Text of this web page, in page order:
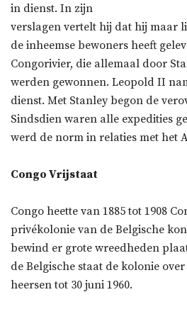
in dienst. In zijn
verslagen vertelt hij dat hij maar
de inheemse bewoners heeft
Congorivier, die allemaal door
werden gewonnen. Leopold II
dienst. Met Stanley begon de
Sindsdien waren alle expedities
werd de norm in relaties met het
Congo Vrijstaat
Congo heette van 1885 tot 1908
privékolonie van de Belgische
bewind er grote wreedheden
de Belgische staat de kolonie
heersen tot 30 juni 1960.